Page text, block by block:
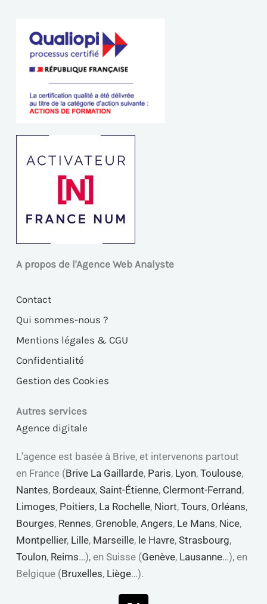
A propos de l'Agence Web Analyste
Contact
Qui sommes-nous ?
Mentions légales & CGU
Confidentialité
Gestion des Cookies
Autres services
Agence digitale
L’agence est basée à Brive, et intervenons partout
en France (Brive La Gaillarde, Paris, Lyon, Toulouse,
Nantes, Bordeaux, Saint-Étienne, Clermont-Ferrand ,
Limoges, Poitiers, La Rochelle, Niort, Tours, Orléans,
Bourges, Rennes, Grenoble, Angers, Le Mans, Nice,
Montpellier, Lille, Marseille, le Havre, Strasbourg,
Toulon, Reims…), en Suisse (Genève, Lausanne…), en
Belgique (Bruxelles, Liège…).